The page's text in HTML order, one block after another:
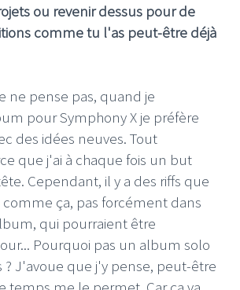
ou revenir dessus pour de
comme tu l'as peut-être déjà
ne pense pas, quand je
pour Symphony X je préfère
des idées neuves. Tout
que j'ai à chaque fois un but
Cependant, il y a des riffs que
ça, pas forcément dans
qui pourraient être
Pourquoi pas un album solo
? J'avoue que j'y pense, peut-être